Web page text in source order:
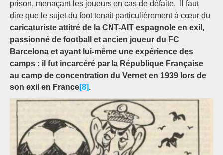
prison, menaçant les joueurs en cas de défaite. Il faut
dire que le sujet du foot tenait particulièrement à cœur du
caricaturiste attitré de la CNT-AIT espagnole en exil,
passionné de football et ancien joueur du FC
Barcelona et ayant lui-même une expérience des
camps : il fut incarcéré par la République Française
au camp de concentration du Vernet en 1939 lors de
son exil en France[8].